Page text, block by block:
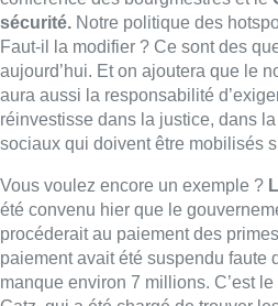
Gatz, qui a été chargé de trouver
un ajustement budgétaire. Cet
validé par un vote du Parlement
d’ingénierie politique dont la
gouvernement en affaires
modifier le budget. Qu’il faille
d’imagination institutionnelle pour
une nouvelle preuve de l’urgence
un gouvernement.
Ce vendredi, à dix jours des
donc les formateurs bruxellois à
situation extrêmement